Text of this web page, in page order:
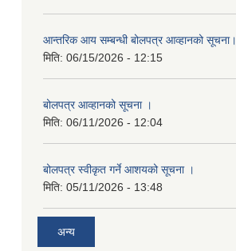
आन्तरिक आय सम्बन्धी बोलपत्र आव्हानको सूचना।
मिति: 06/15/2026 - 12:15
बोलपत्र आव्हानको सूचना ।
मिति: 06/11/2026 - 12:04
बोलपत्र स्वीकृत गर्ने आशयको सूचना ।
मिति: 05/11/2026 - 13:48
अन्य